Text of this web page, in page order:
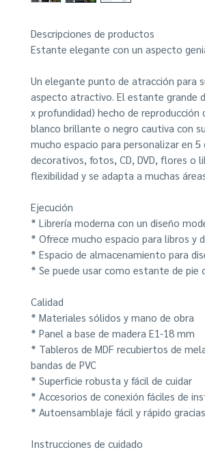
Descripciones de productos
Estante elegante con un aspecto
Un elegante punto de atracción para
aspecto atractivo. El estante grande
x profundidad) hecho de reproducción
blanco brillante o negro cautiva con
mucho espacio para personalizar en
decorativos, fotos, CD, DVD, flores o
flexibilidad y se adapta a muchas
Ejecución
* Librería moderna con un diseño
* Ofrece mucho espacio para libros y
* Espacio de almacenamiento para
* Se puede usar como estante de pie
Calidad
* Materiales sólidos y mano de obra
* Panel a base de madera E1-18 mm
* Tableros de MDF recubiertos de
bandas de PVC
* Superficie robusta y fácil de cuidar
* Accesorios de conexión fáciles de
* Autoensamblaje fácil y rápido
Instrucciones de cuidado